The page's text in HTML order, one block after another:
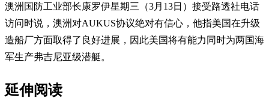
澳洲国防工业部长康罗伊星期三（3月13日）接受路透社电话
访问时说，澳洲对AUKUS协议绝对有信心，他指美国在升级
造船厂方面取得了良好进展，因此美国将有能力同时为两国海
军生产弗吉尼亚级潜艇。
延伸阅读